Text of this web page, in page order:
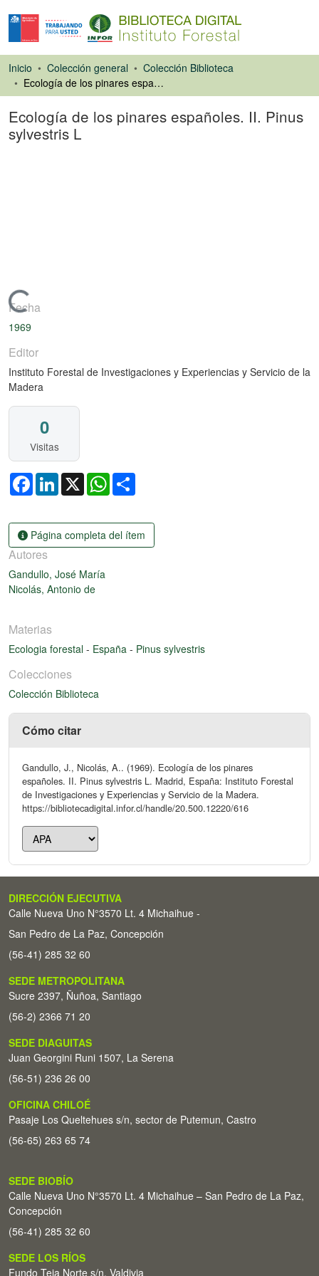
Inicio Colección general
Colección Biblioteca
Ecología de los pinares españoles. II. Pinus sylvestris L
Ecología de los pinares españoles. II. Pinus
sylvestris L
Cargando...
Fecha
1969
Editor
Instituto Forestal de Investigaciones y Experiencias y Servicio de la
Madera
0
Visitas
FacebookLinkedIn
X WhatsApp
Página completa del ítem
Autores
Gandullo, José María
Nicolás, Antonio de
Materias
Ecologia forestal - España - Pinus sylvestris
Colecciones
Colección Biblioteca
Cómo citar
Gandullo, J., Nicolás, A.. (1969). Ecología de los pinares
españoles. II. Pinus sylvestris L. Madrid, España: Instituto Forestal
de Investigaciones y Experiencias y Servicio de la Madera.
https://bibliotecadigital.infor.cl/handle/20.500.12220/616
DIRECCIÓN EJECUTIVA
Calle Nueva Uno N°3570 Lt. 4 Michaihue -
San Pedro de La Paz, Concepción
(56-41) 285 32 60
SEDE METROPOLITANA
Sucre 2397, Ñuñoa, Santiago
(56-2) 2366 71 20
SEDE DIAGUITAS
Juan Georgini Runi 1507, La Serena
(56-51) 236 26 00
OFICINA CHILOÉ
Pasaje Los Queltehues s/n, sector de Putemun, Castro
(56-65) 263 65 74
SEDE BIOBÍO
Calle Nueva Uno N°3570 Lt. 4 Michaihue – San Pedro de La Paz,
Concepción
(56-41) 285 32 60
SEDE LOS RÍOS
Fundo Teja Norte s/n. Valdivia